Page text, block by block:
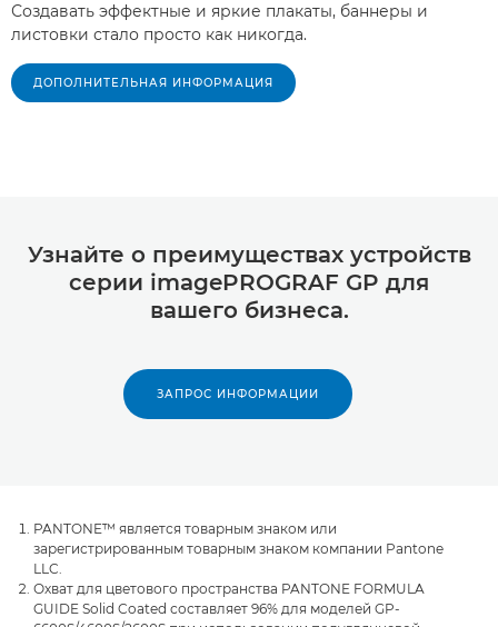
Создавать эффектные и яркие плакаты, баннеры и
листовки стало просто как никогда.
ДОПОЛНИТЕЛЬНАЯ ИНФОРМАЦИЯ
Узнайте о преимуществах устройств
серии imagePROGRAF GP для
вашего бизнеса.
ЗАПРОС ИНФОРМАЦИИ
PANTONE™ является товарным знаком или
зарегистрированным товарным знаком компании Pantone
LLC.
Охват для цветового пространства PANTONE FORMULA
GUIDE Solid Coated составляет 96% для моделей GP-